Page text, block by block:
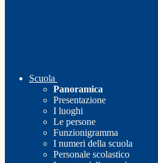
Scuola
Panoramica
Presentazione
I luoghi
Le persone
Funzionigramma
I numeri della scuola
Personale scolastico